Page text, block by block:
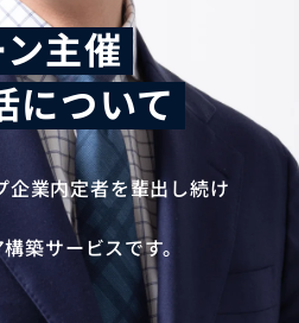
主催
について
業内定者を輩出し続け
築サービスです。